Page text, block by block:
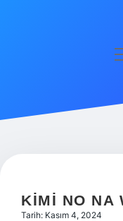
Hakkımızda
KIMI NO NA
Tarih: Kasım 4, 2024